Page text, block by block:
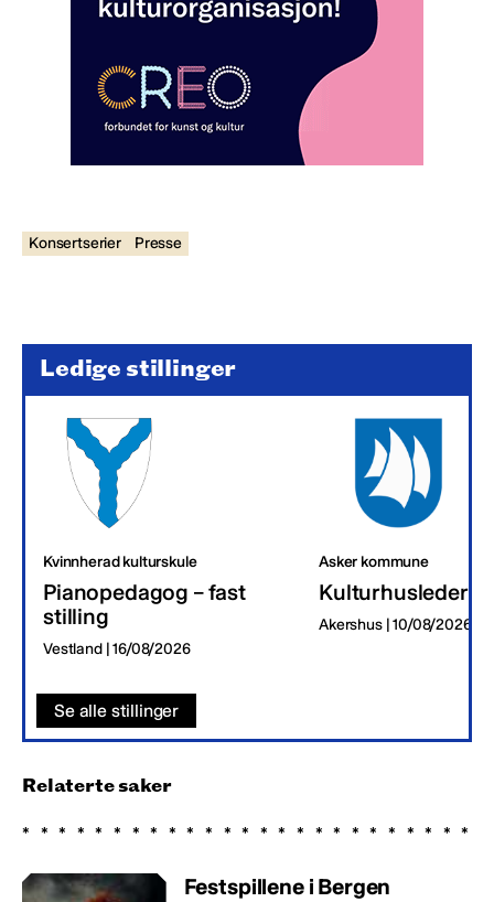
Konsertserier Presse
Ledige stillinger
Kvinnherad kulturskule
Pianopedagog – fast
stilling
Vestland | 16/08/2026
Asker kommune
Kulturhusleder
Akershus | 10/08/2026
Se alle stillinger
Relaterte saker
Festspillene i Bergen